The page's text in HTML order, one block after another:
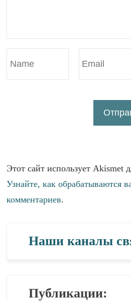
Этот сайт использует Akismet
Узнайте, как обрабатываются
комментариев.
Наши каналы
Публикации: